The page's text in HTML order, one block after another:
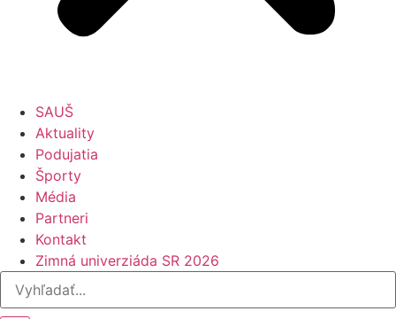
SAUŠ
Aktuality
Podujatia
Športy
Média
Partneri
Kontakt
Zimná univerziáda SR 2026